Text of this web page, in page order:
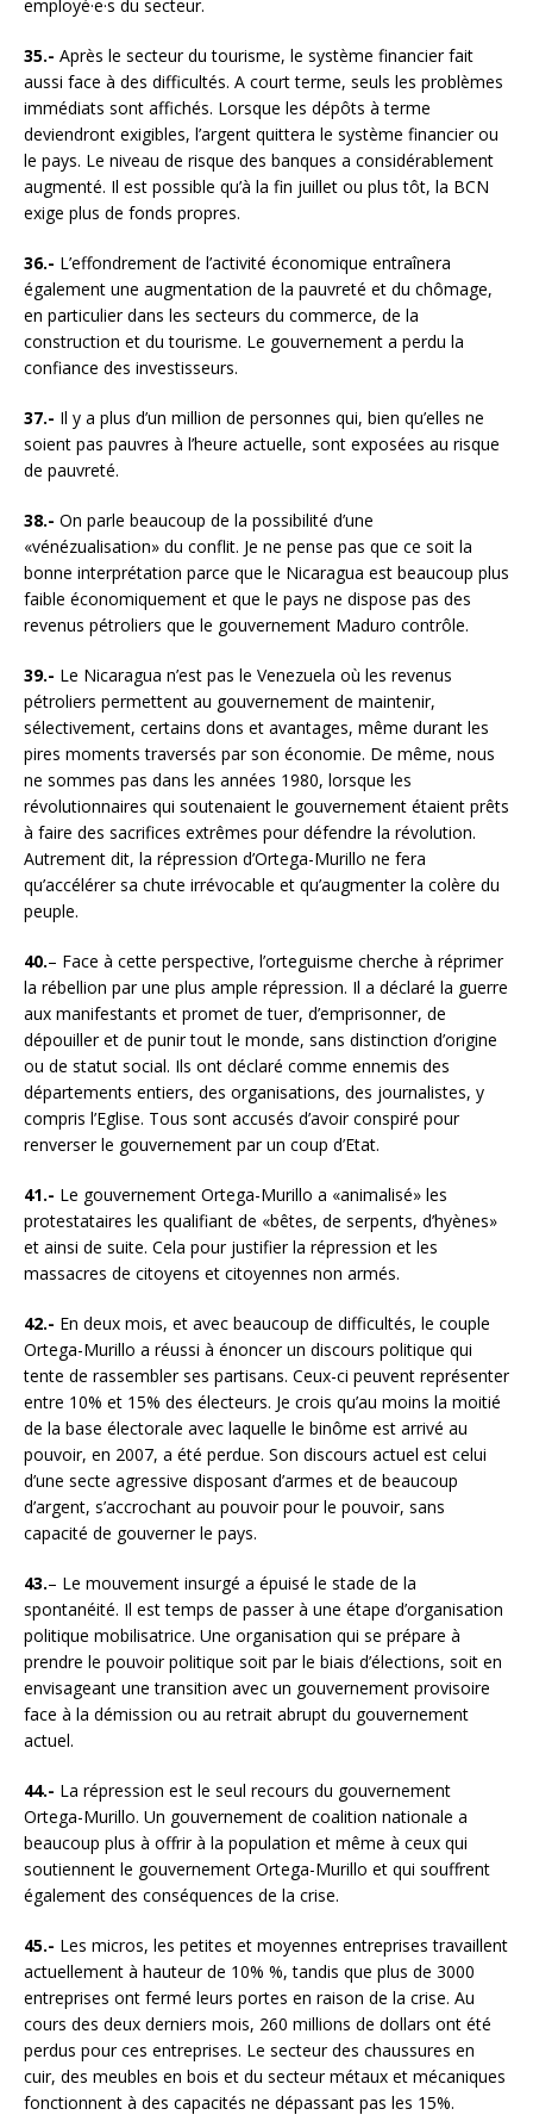
employé·e·s du secteur.
35.- Après le secteur du tourisme, le système financier fait
aussi face à des difficultés. A court terme, seuls les problèmes
immédiats sont affichés. Lorsque les dépôts à terme
deviendront exigibles, l’argent quittera le système financier ou
le pays. Le niveau de risque des banques a considérablement
augmenté. Il est possible qu’à la fin juillet ou plus tôt, la BCN
exige plus de fonds propres.
36.- L’effondrement de l’activité économique entraînera
également une augmentation de la pauvreté et du chômage,
en particulier dans les secteurs du commerce, de la
construction et du tourisme. Le gouvernement a perdu la
confiance des investisseurs.
37.- Il y a plus d’un million de personnes qui, bien qu’elles ne
soient pas pauvres à l’heure actuelle, sont exposées au risque
de pauvreté.
38.- On parle beaucoup de la possibilité d’une
«vénézualisation» du conflit. Je ne pense pas que ce soit la
bonne interprétation parce que le Nicaragua est beaucoup plus
faible économiquement et que le pays ne dispose pas des
revenus pétroliers que le gouvernement Maduro contrôle.
39.- Le Nicaragua n’est pas le Venezuela où les revenus
pétroliers permettent au gouvernement de maintenir,
sélectivement, certains dons et avantages, même durant les
pires moments traversés par son économie. De même, nous
ne sommes pas dans les années 1980, lorsque les
révolutionnaires qui soutenaient le gouvernement étaient prêts
à faire des sacrifices extrêmes pour défendre la révolution.
Autrement dit, la répression d’Ortega-Murillo ne fera
qu’accélérer sa chute irrévocable et qu’augmenter la colère du
peuple.
40.– Face à cette perspective, l’orteguisme cherche à réprimer
la rébellion par une plus ample répression. Il a déclaré la guerre
aux manifestants et promet de tuer, d’emprisonner, de
dépouiller et de punir tout le monde, sans distinction d’origine
ou de statut social. Ils ont déclaré comme ennemis des
départements entiers, des organisations, des journalistes, y
compris l’Eglise. Tous sont accusés d’avoir conspiré pour
renverser le gouvernement par un coup d’Etat.
41.- Le gouvernement Ortega-Murillo a «animalisé» les
protestataires les qualifiant de «bêtes, de serpents, d’hyènes»
et ainsi de suite. Cela pour justifier la répression et les
massacres de citoyens et citoyennes non armés.
42.- En deux mois, et avec beaucoup de difficultés, le couple
Ortega-Murillo a réussi à énoncer un discours politique qui
tente de rassembler ses partisans. Ceux-ci peuvent représenter
entre 10% et 15% des électeurs. Je crois qu’au moins la moitié
de la base électorale avec laquelle le binôme est arrivé au
pouvoir, en 2007, a été perdue. Son discours actuel est celui
d’une secte agressive disposant d’armes et de beaucoup
d’argent, s’accrochant au pouvoir pour le pouvoir, sans
capacité de gouverner le pays.
43.– Le mouvement insurgé a épuisé le stade de la
spontanéité. Il est temps de passer à une étape d’organisation
politique mobilisatrice. Une organisation qui se prépare à
prendre le pouvoir politique soit par le biais d’élections, soit en
envisageant une transition avec un gouvernement provisoire
face à la démission ou au retrait abrupt du gouvernement
actuel.
44.- La répression est le seul recours du gouvernement
Ortega-Murillo. Un gouvernement de coalition nationale a
beaucoup plus à offrir à la population et même à ceux qui
soutiennent le gouvernement Ortega-Murillo et qui souffrent
également des conséquences de la crise.
45.- Les micros, les petites et moyennes entreprises travaillent
actuellement à hauteur de 10% %, tandis que plus de 3000
entreprises ont fermé leurs portes en raison de la crise. Au
cours des deux derniers mois, 260 millions de dollars ont été
perdus pour ces entreprises. Le secteur des chaussures en
cuir, des meubles en bois et du secteur métaux et mécaniques
fonctionnent à des capacités ne dépassant pas les 15%.